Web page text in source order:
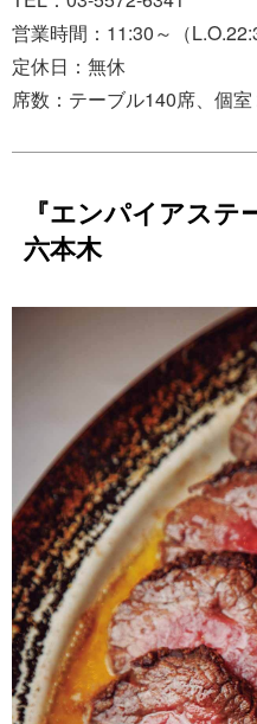
営業時間：11:30～（
定休日：無休
席数：テーブル140席、個
『エンパイアステ
六本木